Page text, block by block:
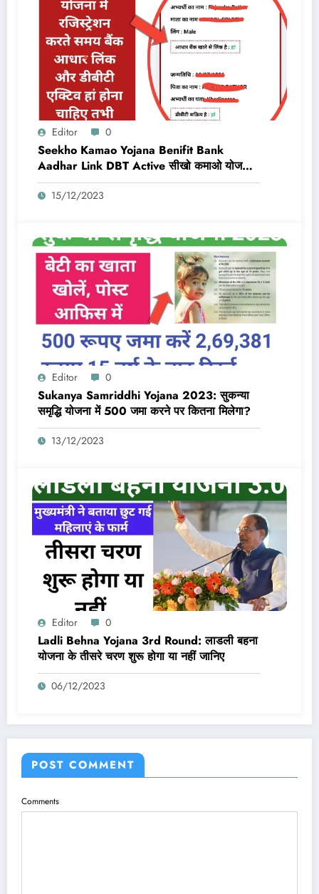
Editor 0
Seekho Kamao Yojana Benifit Bank
Aadhar Link DBT Active सीखो कमाओ योजना
का लाभ तभी मिलेगा 10,000 Rs जब बैंक डीबीटी
एक्टिव और आधार लिंक होगा
15/12/2023
Editor 0
Sukanya Samriddhi Yojana 2023: सुकन्या
समृद्धि योजना में 500 जमा करने पर कितना मिलेगा?
13/12/2023
Editor 0
Ladli Behna Yojana 3rd Round: लाडली बहना
योजना के तीसरे चरण शुरू होगा या नहीं जानिए
06/12/2023
POST COMMENT
Comments